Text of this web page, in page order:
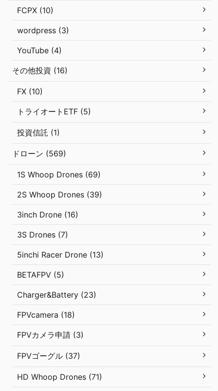
FCPX (10)
wordpress (3)
YouTube (4)
その他投資 (16)
FX (10)
トライオートETF (5)
投資信託 (1)
ドローン (569)
1S Whoop Drones (69)
2S Whoop Drones (39)
3inch Drone (16)
3S Drones (7)
5inchi Racer Drone (13)
BETAFPV (5)
Charger&Battery (23)
FPVcamera (18)
FPVカメラ申請 (3)
FPVゴーグル (37)
HD Whoop Drones (71)